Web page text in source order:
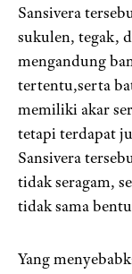
Sansivera
sukulen, tegak,
mengandung
tertentu,serta
memiliki akar
tetapi terdapat
Sansivera
tidak seragam,
tidak sama
Yang